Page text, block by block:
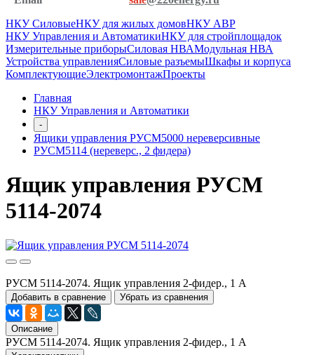
НКУ СиловыеНКУ для жилых домовНКУ АВР
НКУ Управления и АвтоматикиНКУ для стройплощадок
Измерительные приборыСиловая НВАМодульная НВА
Устройства управленияСиловые разъемыШкафы и корпуса
КомплектующиеЭлектромонтажПроекты
Главная
НКУ Управления и Автоматики
-
Ящики управления РУСМ5000 нереверсивные
РУСМ5114 (нереверс., 2 фидера)
Ящик управления РУСМ
5114-2074
РУСМ 5114-2074. Ящик управления 2-фидер., 1 А
Добавить в сравнение Убрать из сравнения
Описание
РУСМ 5114-2074. Ящик управления 2-фидер., 1 А